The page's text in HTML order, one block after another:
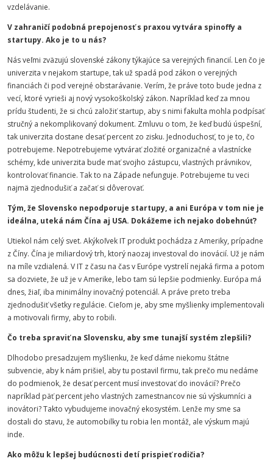
vzdelávanie.
V zahraničí podobná prepojenosť s praxou vytvára spinoffy a
startupy. Ako je to u nás?
Nás veľmi zväzujú slovenské zákony týkajúce sa verejných financií. Len čo je
univerzita v nejakom startupe, tak už spadá pod zákon o verejných
financiách či pod verejné obstarávanie. Verím, že práve toto bude jedna z
vecí, ktoré vyrieši aj nový vysokoškolský zákon. Napríklad keď za mnou
prídu študenti, že si chcú založiť startup, aby s nimi fakulta mohla podpísať
stručný a nekomplikovaný dokument. Zmluvu o tom, že keď budú úspešní,
tak univerzita dostane desať percent zo zisku. Jednoduchosť, to je to, čo
potrebujeme. Nepotrebujeme vytvárať zložité organizačné a vlastnícke
schémy, kde univerzita bude mať svojho zástupcu, vlastných právnikov,
kontrolovať financie. Tak to na Západe nefunguje. Potrebujeme tu veci
najmä zjednodušiť a začať si dôverovať.
Tým, že Slovensko nepodporuje startupy, a ani Európa v tom nie je
ideálna, uteká nám Čína aj USA. Dokážeme ich nejako dobehnúť?
Utiekol nám celý svet. Akýkoľvek IT produkt pochádza z Ameriky, prípadne
z Číny. Čína je miliardový trh, ktorý naozaj investoval do inovácií. Už je nám
na míle vzdialená. V IT z času na čas v Európe vystrelí nejaká firma a potom
sa dozviete, že už je v Amerike, lebo tam sú lepšie podmienky. Európa má
dnes, žiaľ, iba minimálny inovačný potenciál. A práve preto treba
zjednodušiť všetky regulácie. Cieľom je, aby sme myšlienky implementovali
a motivovali firmy, aby to robili.
Čo treba spraviť na Slovensku, aby sme tunajší systém zlepšili?
Dlhodobo presadzujem myšlienku, že keď dáme niekomu štátne
subvencie, aby k nám prišiel, aby tu postavil firmu, tak prečo mu nedáme
do podmienok, že desať percent musí investovať do inovácií? Prečo
napríklad päť percent jeho vlastných zamestnancov nie sú výskumníci a
inovátori? Takto vybudujeme inovačný ekosystém. Lenže my sme sa
dostali do stavu, že automobilky tu robia len montáž, ale výskum majú
inde.
Ako môžu k lepšej budúcnosti detí prispieť rodičia?